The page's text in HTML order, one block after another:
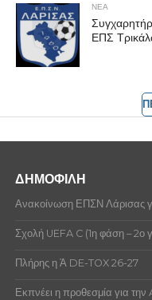
ΝΕΑ
ΕΠΣ
ΔΗΜΟΦΙΛΗ
Ανακοίνωση ΕΠΣΝ Λάρισας
Σχολή UEFA C (1η φάση – 2ο
Πλήρης η Ά DE-TOX 26-27
Εκπνέει η προθεσμία για την